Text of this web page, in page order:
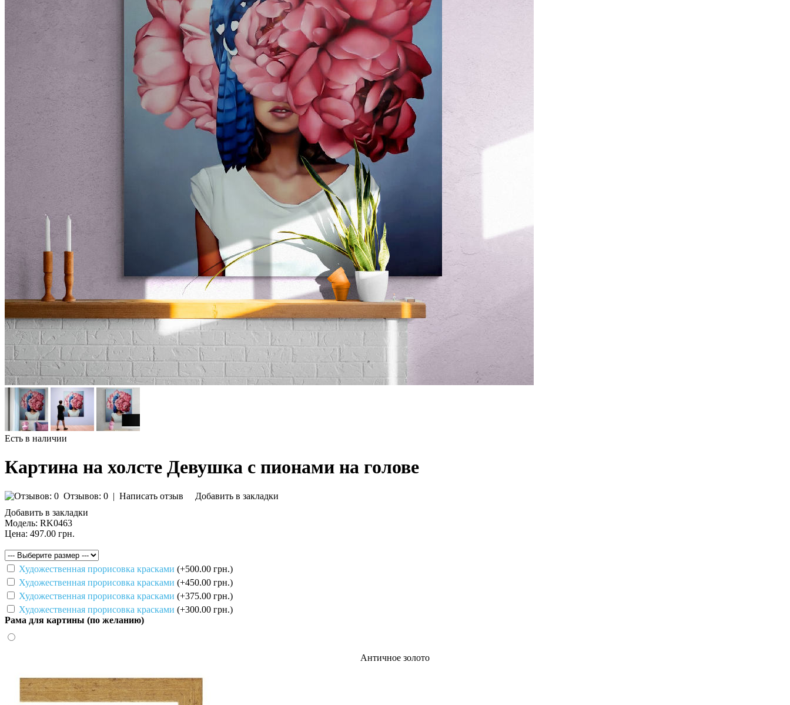
Есть в наличии
Картина на холсте Девушка с пионами на голове
Отзывов: 0 | Написать отзыв
Добавить в закладки
Добавить в закладки
Модель: RK0463
Цена: 497.00 грн.
Художественная прорисовка красками (+500.00 грн.)
Художественная прорисовка красками (+450.00 грн.)
Художественная прорисовка красками (+375.00 грн.)
Художественная прорисовка красками (+300.00 грн.)
Рама для картины (по желанию)
Античное золото